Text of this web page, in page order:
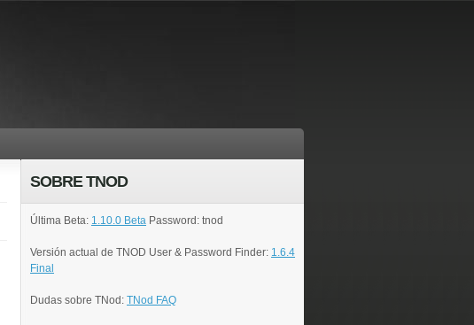
SOBRE TNOD
Última Beta: 1.10.0 Beta Password: tnod
Versión actual de TNOD User & Password Finder: 1.6.4
Final
Dudas sobre TNod: TNod FAQ